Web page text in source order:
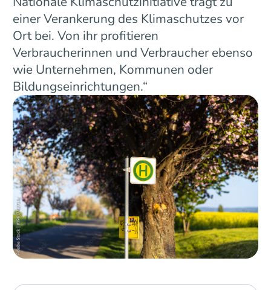
einer Verankerung des Klimaschutzes vor
Ort bei. Von ihr profitieren
Verbraucherinnen und Verbraucher ebenso
wie Unternehmen, Kommunen oder
Bildungseinrichtungen.“